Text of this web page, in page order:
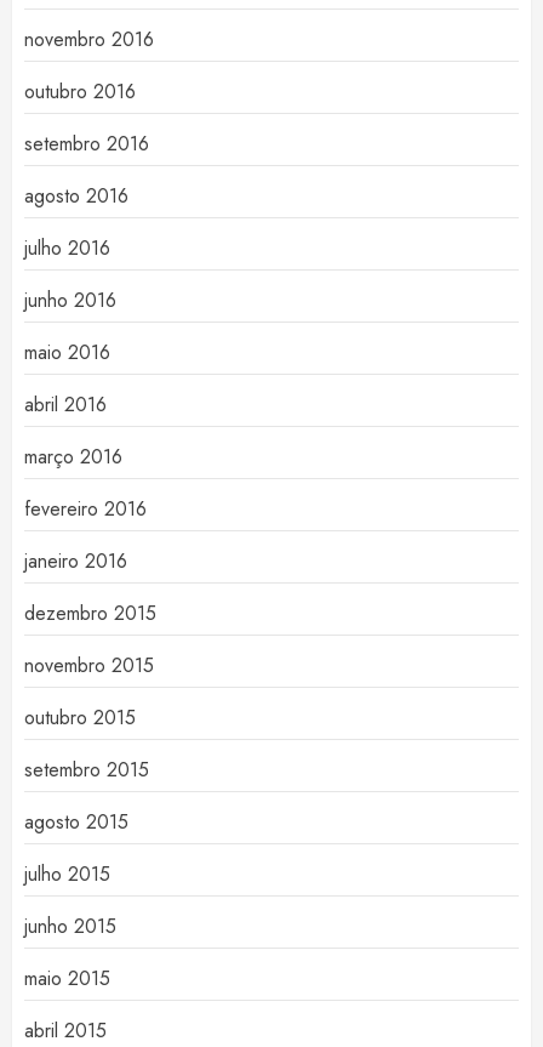
novembro 2016
outubro 2016
setembro 2016
agosto 2016
julho 2016
junho 2016
maio 2016
abril 2016
março 2016
fevereiro 2016
janeiro 2016
dezembro 2015
novembro 2015
outubro 2015
setembro 2015
agosto 2015
julho 2015
junho 2015
maio 2015
abril 2015